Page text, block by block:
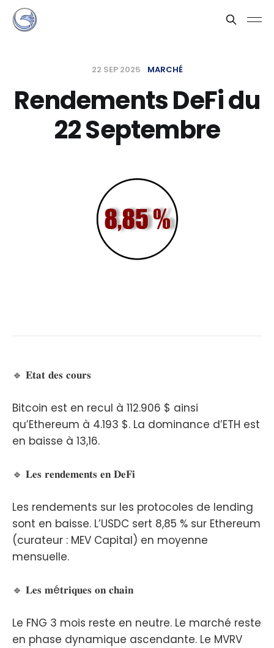
22 SEP 2025 MARCHÉ
Rendements DeFi du
22 Septembre
🔹 𝐄𝐭𝐚𝐭 𝐝𝐞𝐬 𝐜𝐨𝐮𝐫𝐬
Bitcoin est en recul à 112.906 $ ainsi
qu’Ethereum à 4.193 $. La dominance d’ETH est
en baisse à 13,16.
🔹 𝐋𝐞𝐬 𝐫𝐞𝐧𝐝𝐞𝐦𝐞𝐧𝐭𝐬 𝐞𝐧 𝐃𝐞𝐅𝐢
Les rendements sur les protocoles de lending
sont en baisse. L’USDC sert 8,85 % sur Ethereum
(curateur : MEV Capital) en moyenne
mensuelle.
🔹 𝐋𝐞𝐬 𝐦é𝐭𝐫𝐢𝐪𝐮𝐞𝐬 𝐨𝐧 𝐜𝐡𝐚𝐢𝐧
Le FNG 3 mois reste en neutre. Le marché reste
en phase dynamique ascendante. Le MVRV